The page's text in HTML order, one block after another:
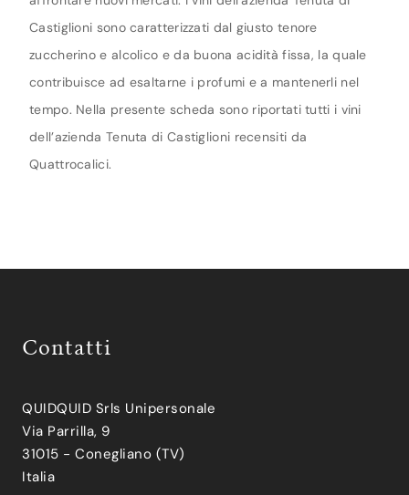
Castiglioni sono caratterizzati dal giusto tenore
zuccherino e alcolico e da buona acidità fissa, la quale
contribuisce ad esaltarne i profumi e a mantenerli nel
tempo. Nella presente scheda sono riportati tutti i vini
dell’azienda Tenuta di Castiglioni recensiti da
Quattrocalici.
Contatti
QUIDQUID Srls Unipersonale
Via Parrilla, 9
31015 - Conegliano (TV)
Italia